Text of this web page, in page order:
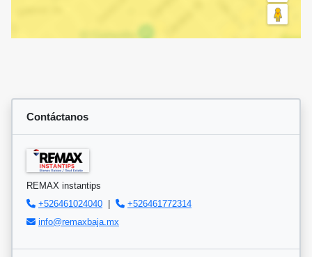
Contáctanos
REMAX instantips
+526461024040 |
+526461772314
info@remaxbaja.mx